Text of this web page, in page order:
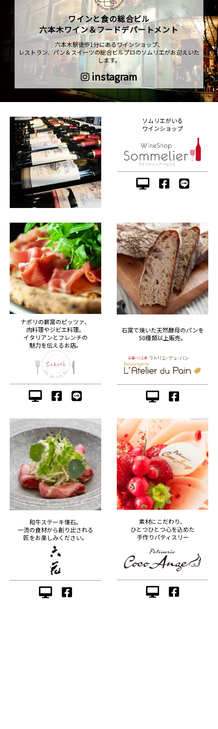
ワインと食の総合ビル
六本木ワイン＆フードデパートメント
六本木駅徒歩1分にあるワインショップ、
レストラン、パン＆スイーツの総合ビルプロのソムリエがお迎えいた
します。
instagram
ソムリエがいる
ワインショップ
ナポリの薪窯のピッツァ、
肉料理やジビエ料理。
イタリアンとフレンチの
魅力を伝えるお店。
石窯で焼いた天然酵母のパンを
50種類以上販売。
和牛ステーキ懐石。
一流の食材から創り出される
匠をお楽しみください。
素材にこだわり、
ひとつひとつ心を込めた
手作りパティスリー